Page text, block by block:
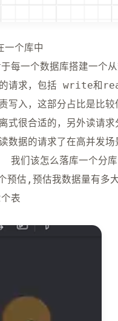
一个库中
每一个数据库搭建一个
的请求，包括 write和
写入，这部分占比是比较
式很合适的，另外读请
数据的请求了在高并发
预估 , 预估我数据量有多
个表